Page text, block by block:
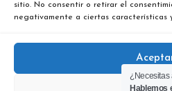
sitio. No consentir o retirar el
negativamente a ciertas características
Copyright © 2026 Angel Linares -¿Necesitas
Hablemos